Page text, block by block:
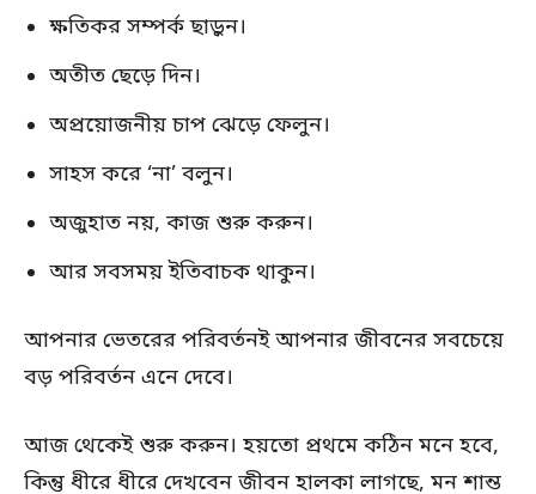
ক্ষতিকর সম্পর্ক ছাড়ুন।
অতীত ছেড়ে দিন।
অপ্রয়োজনীয় চাপ ঝেড়ে ফেলুন।
সাহস করে ‘না’ বলুন।
অজুহাত নয়, কাজ শুরু করুন।
আর সবসময় ইতিবাচক থাকুন।
আপনার ভেতরের পরিবর্তনই আপনার জীবনের সবচেয়ে
বড় পরিবর্তন এনে দেবে।
আজ থেকেই শুরু করুন। হয়তো প্রথমে কঠিন মনে হবে,
কিন্তু ধীরে ধীরে দেখবেন জীবন হালকা লাগছে, মন শান্ত